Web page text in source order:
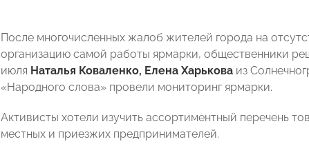
После многочисленных жалоб жителей города на
организацию самой работы ярмарки, общественники
июля Наталья Коваленко, Елена Харькова из
«Народного слова» провели мониторинг ярмарки.
Активисты хотели изучить ассортиментный перечень
местных и приезжих предпринимателей.